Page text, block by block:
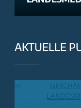
AKTUELLE